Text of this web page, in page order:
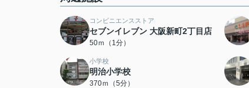
コンビニエンスストア
セブンイレブン 大阪新町2丁目店
50ｍ（1分）
小学校
明治小学校
370ｍ（5分）